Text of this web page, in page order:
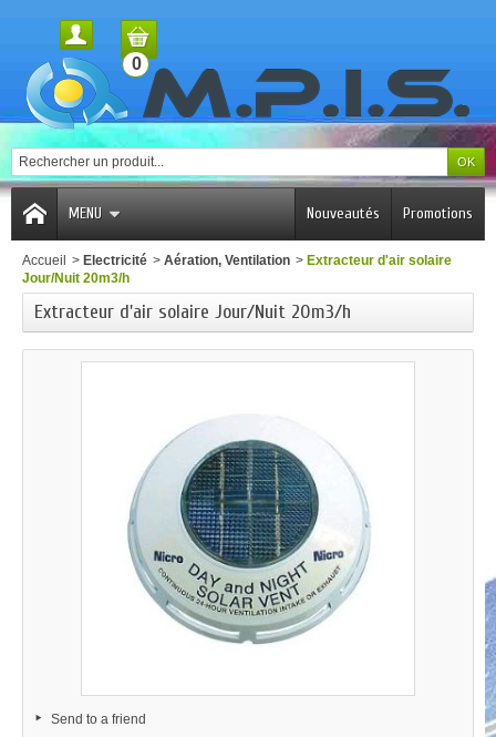
0
MENU Promotions
Nouveautés
Accueil > Electricité > Aération, Ventilation > Extracteur d'air solaire
Jour/Nuit 20m3/h
Extracteur d'air solaire Jour/Nuit 20m3/h
Send to a friend